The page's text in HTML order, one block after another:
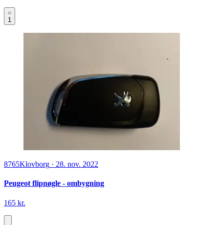
1
8765Klovborg · 28. nov. 2022
Peugeot flipnøgle - ombygning
165 kr.